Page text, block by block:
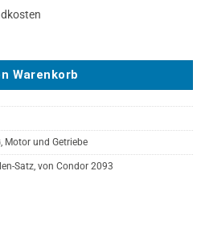
Warenkorb
, Motor und Getriebe
Satz, von Condor 2093